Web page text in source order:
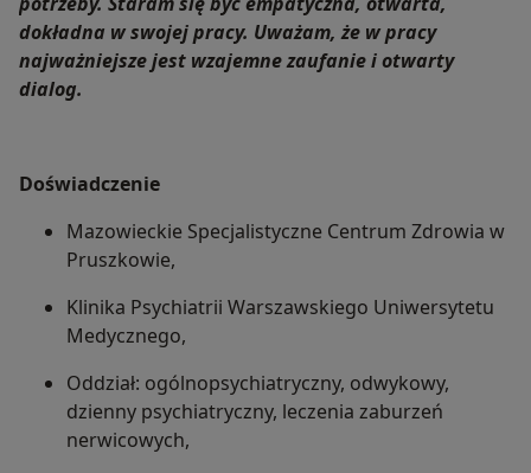
dokładna w swojej pracy. Uważam, że w pracy
najważniejsze jest wzajemne zaufanie i otwarty
dialog.
Doświadczenie
Mazowieckie Specjalistyczne Centrum Zdrowia w
Pruszkowie,
Klinika Psychiatrii Warszawskiego Uniwersytetu
Medycznego,
Oddział: ogólnopsychiatryczny, odwykowy,
dzienny psychiatryczny, leczenia zaburzeń
nerwicowych,